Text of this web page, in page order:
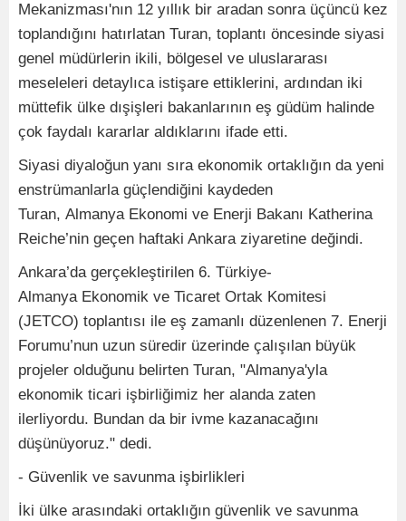
Mekanizması'nın 12 yıllık bir aradan sonra üçüncü kez
toplandığını hatırlatan Turan, toplantı öncesinde siyasi
genel müdürlerin ikili, bölgesel ve uluslararası
meseleleri detaylıca istişare ettiklerini, ardından iki
müttefik ülke dışişleri bakanlarının eş güdüm halinde
çok faydalı kararlar aldıklarını ifade etti.
Siyasi diyaloğun yanı sıra ekonomik ortaklığın da yeni
enstrümanlarla güçlendiğini kaydeden
Turan, Almanya Ekonomi ve Enerji Bakanı Katherina
Reiche’nin geçen haftaki Ankara ziyaretine değindi.
Ankara’da gerçekleştirilen 6. Türkiye-
Almanya Ekonomik ve Ticaret Ortak Komitesi
(JETCO) toplantısı ile eş zamanlı düzenlenen 7. Enerji
Forumu’nun uzun süredir üzerinde çalışılan büyük
projeler olduğunu belirten Turan, "Almanya'yla
ekonomik ticari işbirliğimiz her alanda zaten
ilerliyordu. Bundan da bir ivme kazanacağını
düşünüyoruz." dedi.
- Güvenlik ve savunma işbirlikleri
İki ülke arasındaki ortaklığın güvenlik ve savunma